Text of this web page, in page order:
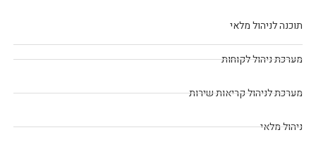
תוכנה לניהול מלאי
מערכת ניהול לקוחות
מערכת לניהול קריאות שירות
ניהול מלאי